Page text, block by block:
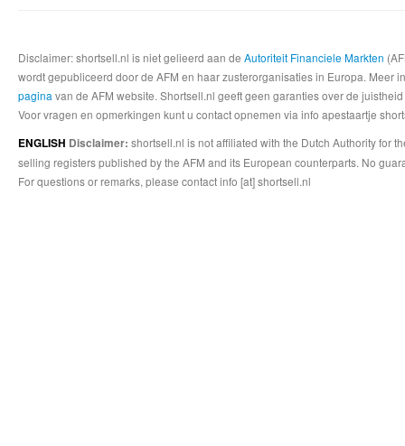
Disclaimer: shortsell.nl is niet gelieerd aan de Autoriteit Financiele Markten
wordt gepubliceerd door de AFM en haar zusterorganisaties in Europa.
pagina van de AFM website. Shortsell.nl geeft geen garanties over de
Voor vragen en opmerkingen kunt u contact opnemen via info apestaartje
ENGLISH Disclaimer: shortsell.nl is not affiliated with the Dutch Authority for
selling registers published by the AFM and its European counterparts. No
For questions or remarks, please contact info [at] shortsell.nl